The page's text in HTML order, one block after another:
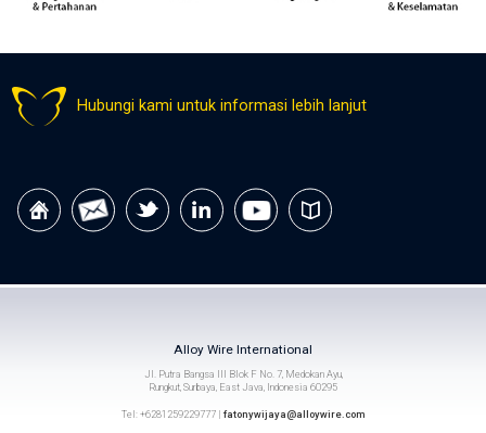
Hubungi kami untuk informasi lebih lanjut
Alloy Wire International
Jl. Putra Bangsa III Blok F No. 7, Medokan Ayu,
Rungkut, Surbaya, East Java, Indonesia 60295
Tel: +6281259229777 | fatonywijaya@alloywire.com